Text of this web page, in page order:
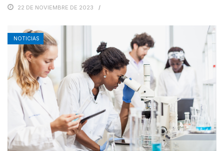
22 DE NOVIEMBRE DE 2023
NOTICIAS